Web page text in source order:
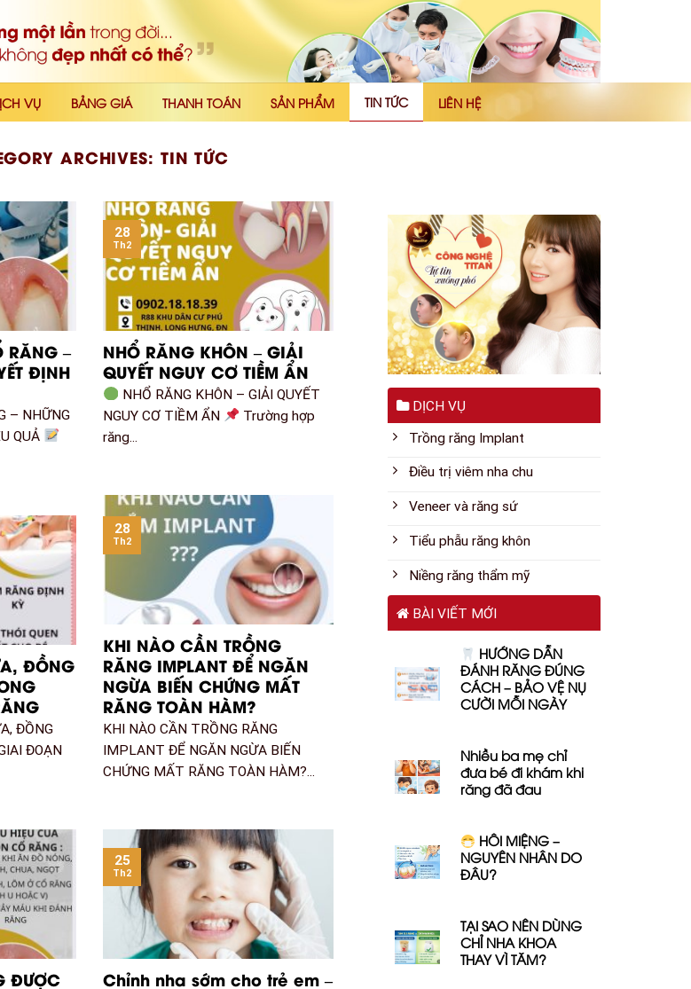
VỤ BẢNG GIÁ THANH TOÁN SẢN PHẨM TIN TỨC LIÊN HỆ
ARCHIVES: TIN TỨC
RĂNG –
ĐỊNH
– NHỮNG
QUẢ
NHỔ RĂNG KHÔN – GIẢI
QUYẾT NGUY CƠ TIỀM ẨN
NHỔ RĂNG KHÔN – GIẢI QUYẾT
NGUY CƠ TIỀM ẨN
Trường hợp
răng...
28
Th2
KHI NÀO CẦN TRỒNG
RĂNG IMPLANT ĐỂ NGĂN
NGỪA BIẾN CHỨNG MẤT
RĂNG TOÀN HÀM?
KHI NÀO CẦN TRỒNG RĂNG
IMPLANT ĐỂ NGĂN NGỪA BIẾN
CHỨNG MẤT RĂNG TOÀN HÀM?...
28
Th2
ĐỒNG
ĐỒNG
ĐOẠN
ĐƯỢC
Chỉnh nha sớm cho trẻ em –
25
Th2
DỊCH VỤ
Trồng răng Implant
Điều trị viêm nha chu
Veneer và răng sứ
Tiểu phẫu răng khôn
Niềng răng thẩm mỹ
BÀI VIẾT MỚI
HƯỚNG DẪN
ĐÁNH RĂNG ĐÚNG
CÁCH – BẢO VỆ NỤ
CƯỜI MỖI NGÀY
Nhiều ba mẹ chỉ
đưa bé đi khám khi
răng đã đau
HÔI MIỆNG –
NGUYÊN NHÂN DO
ĐÂU?
TẠI SAO NÊN DÙNG
CHỈ NHA KHOA
THAY VÌ TĂM?